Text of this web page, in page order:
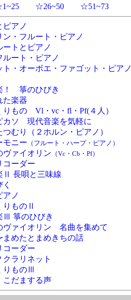
☆26~50 ☆51~73
アノ
・フルート・ピアノ
トとピアノ
ート・ピアノ
・オーボエ・ファゴット・ピアノ
！ 箏のひびき
楽器
もの Vl・vc・fl・Pf(４人）
カソ 現代音楽を気軽に
むり（２ホルン・ピアノ）
ニー （フルート・ハープ・ピアノ）
ァイオリン （Vc・Cb・Pf）
ーダー
長唄と三味線
ノ
りものⅡ
箏のひびき
ァイオリン 名曲を集めて
めたとまめきちの話
ーダー
ラリネット
りものⅢ
だまする声